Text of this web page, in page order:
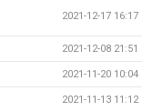
2021-12-17 16:17
2021-12-08 21:51
2021-11-20 10:04
2021-11-13 11:12